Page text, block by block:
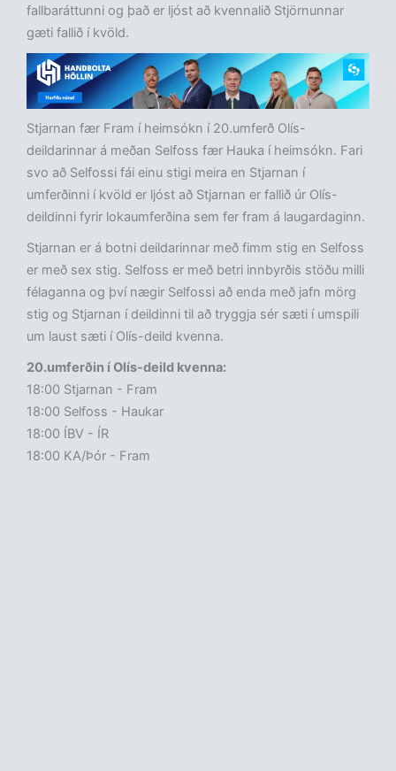
fallbaráttunni og það er ljóst að kvennalið Stjörnunnar
gæti fallið í kvöld.
Stjarnan fær Fram í heimsókn í 20.umferð Olís-
deildarinnar á meðan Selfoss fær Hauka í heimsókn. Fari
svo að Selfossi fái einu stigi meira en Stjarnan í
umferðinni í kvöld er ljóst að Stjarnan er fallið úr Olís-
deildinni fyrir lokaumferðina sem fer fram á laugardaginn.
Stjarnan er á botni deildarinnar með fimm stig en Selfoss
er með sex stig. Selfoss er með betri innbyrðis stöðu milli
félaganna og því nægir Selfossi að enda með jafn mörg
stig og Stjarnan í deildinni til að tryggja sér sæti í umspili
um laust sæti í Olís-deild kvenna.
20.umferðin í Olís-deild kvenna:
18:00 Stjarnan - Fram
18:00 Selfoss - Haukar
18:00 ÍBV - ÍR
18:00 KA/Þór - Fram